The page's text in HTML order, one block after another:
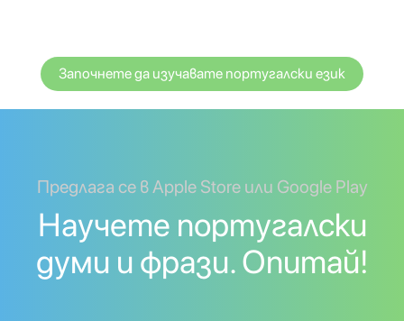
Започнете да изучавате португалски език
Предлага се в Apple Store или Google Play
Научете португалски
думи и фрази. Опитай!